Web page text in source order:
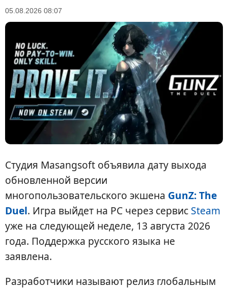
05.08.2026 08:07
Студия Masangsoft объявила дату выхода
обновленной версии
многопользовательского экшена GunZ: The
Duel. Игра выйдет на PC через сервис Steam
уже на следующей неделе, 13 августа 2026
года. Поддержка русского языка не
заявлена.
Разработчики называют релиз глобальным